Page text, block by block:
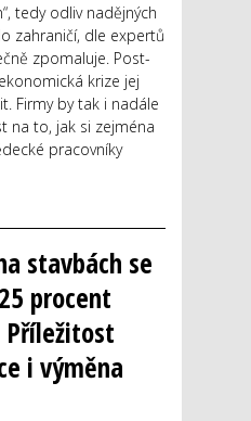
tedy odliv nadějných
zahraničí, dle expertů
zpomaluje. Post-
krize jej
Firmy by tak i nadále
na to, jak si zejména
pracovníky
stavbách se
procent
i výměna